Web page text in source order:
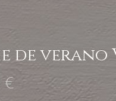
de verano
€Precio